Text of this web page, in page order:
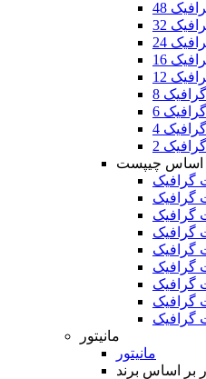
اساس چیپست
مانیتور
مانیتور
بر اساس برند